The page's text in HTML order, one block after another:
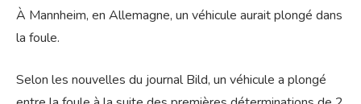
À Mannheim, en Allemagne, un véhicule aurait plongé dans
la foule.
Selon les nouvelles du journal Bild, un véhicule a plongé